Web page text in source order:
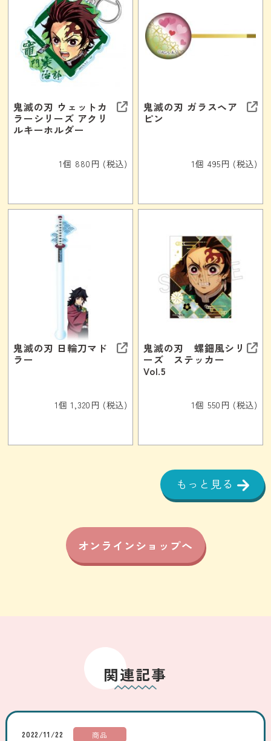
鬼滅の刃 ウェットカ
ラーシリーズ アクリ
ルキーホルダー
1個 880円 (税込)
鬼滅の刃 ガラスヘア
ピン
1個 495円 (税込)
鬼滅の刃 日輪刀マド
ラー
1個 1,320円 (税込)
鬼滅の刃 螺鈿風シリ
ーズ ステッカー
Vol.5
1個 550円 (税込)
もっと見る
オンラインショップへ
関連記事
2022/11/22 商品